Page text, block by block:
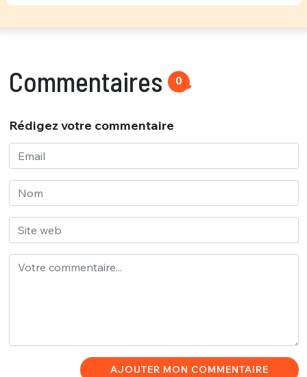
Commentaires 0
Rédigez votre commentaire
AJOUTER MON COMMENTAIRE